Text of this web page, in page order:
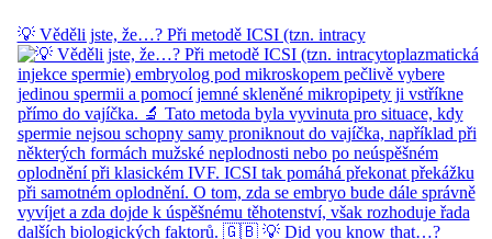
💡 Věděli jste, že…? Při metodě ICSI (tzn. intracy